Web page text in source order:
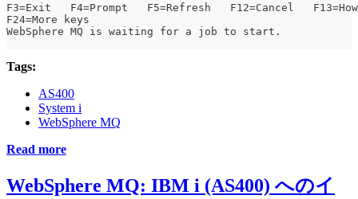
F3=Exit   F4=Prompt   F5=Refresh   F12=Cancel
F24=More keys
WebSphere MQ is waiting for a job to start.
Tags:
AS400
System i
WebSphere MQ
Read more
WebSphere MQ: IBM i (AS400) へのイ